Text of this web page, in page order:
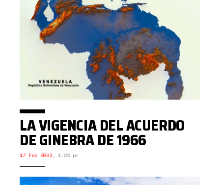
LA VIGENCIA DEL ACUERDO
DE GINEBRA DE 1966
17 Feb 2023, 1:23 pm.